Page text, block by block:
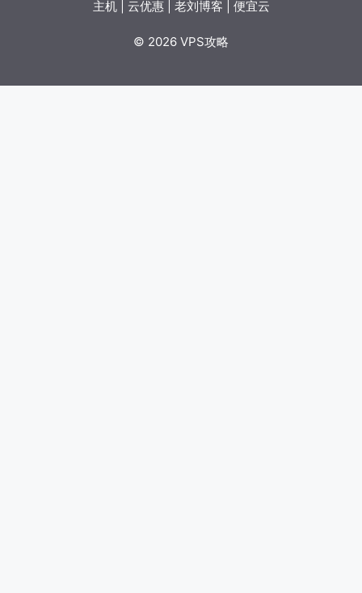
主机| 云优惠| 老刘博客 便宜云
© 2026 VPS攻略